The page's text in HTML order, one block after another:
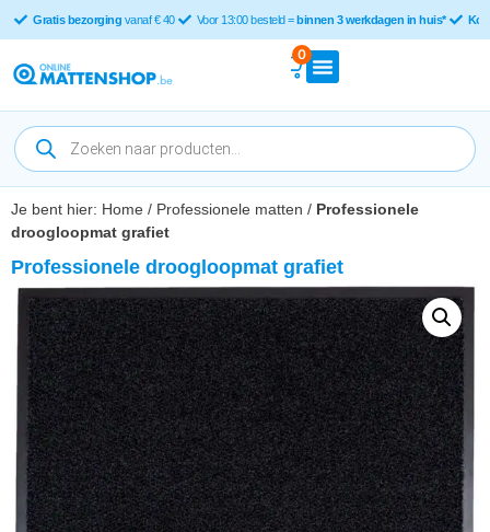
Gratis bezorging vanaf € 40 Voor 13:00 besteld =binnen 3 werkdagen in huis*
0
Je bent hier: Home / Professionele matten / Professionele
droogloopmat grafiet
Professionele droogloopmat grafiet